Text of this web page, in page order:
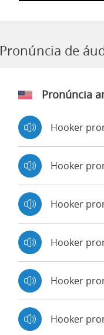
Pronúncia de
Pronúncia
Hooker
Hooker
Hooker
Hooker
Hooker
Hooker